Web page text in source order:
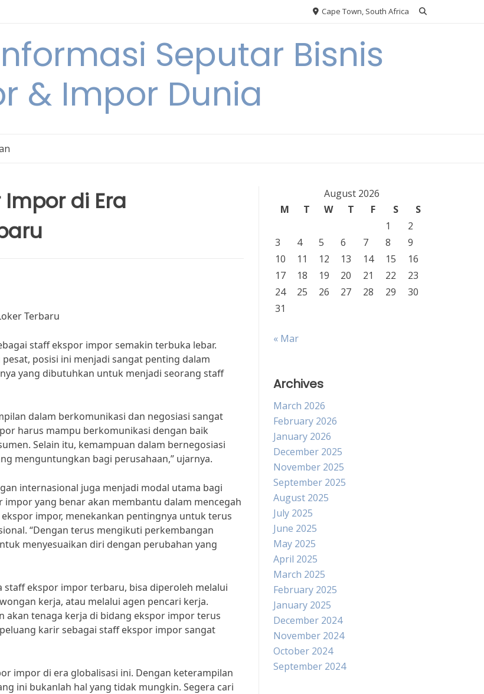
Cape Town, South Africa
Seputar Bisnis
& Impor Dunia
di Era
Terbaru
staff ekspor impor semakin terbuka lebar.
posisi ini menjadi sangat penting dalam
yang dibutuhkan untuk menjadi seorang staff
dalam berkomunikasi dan negosiasi sangat
harus mampu berkomunikasi dengan baik
Selain itu, kemampuan dalam bernegosiasi
menguntungkan bagi perusahaan,” ujarnya.
internasional juga menjadi modal utama bagi
yang benar akan membantu dalam mencegah
impor, menekankan pentingnya untuk terus
“Dengan terus mengikuti perkembangan
menyesuaikan diri dengan perubahan yang
ekspor impor terbaru, bisa diperoleh melalui
kerja, atau melalui agen pencari kerja.
akan tenaga kerja di bidang ekspor impor terus
karir sebagai staff ekspor impor sangat
impor di era globalisasi ini. Dengan keterampilan
ini bukanlah hal yang tidak mungkin. Segera cari
August 2026
M
T W T F S
S
1
2
3
4 5 6 7 8
9
10
11 12 13 14 15
16
17
18 19 20 21 22
23
24
25 26 27 28 29
30
31
« Mar
Archives
March 2026
February 2026
January 2026
December 2025
November 2025
September 2025
August 2025
July 2025
June 2025
May 2025
April 2025
March 2025
February 2025
January 2025
December 2024
November 2024
October 2024
September 2024